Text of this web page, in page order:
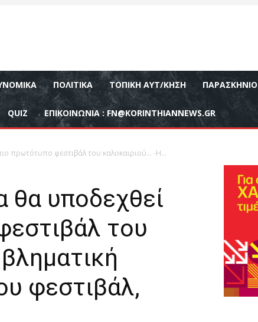
ΠΟΛΙΤΙΚΆ ΤΟΠΙΚΉ ΑΥΤ/ΚΗΣΗ ΠΑΡΑΣΚΉΝΙΟ
QUIZ ΕΠΙΚΟΙΝΩΝΊΑ : FN@KORINTHIANNEWS.GR
πρωτότυπο φεστιβάλ του καλοκαιριού… -Η...
θα υποδεχθεί
του
φεστιβάλ,